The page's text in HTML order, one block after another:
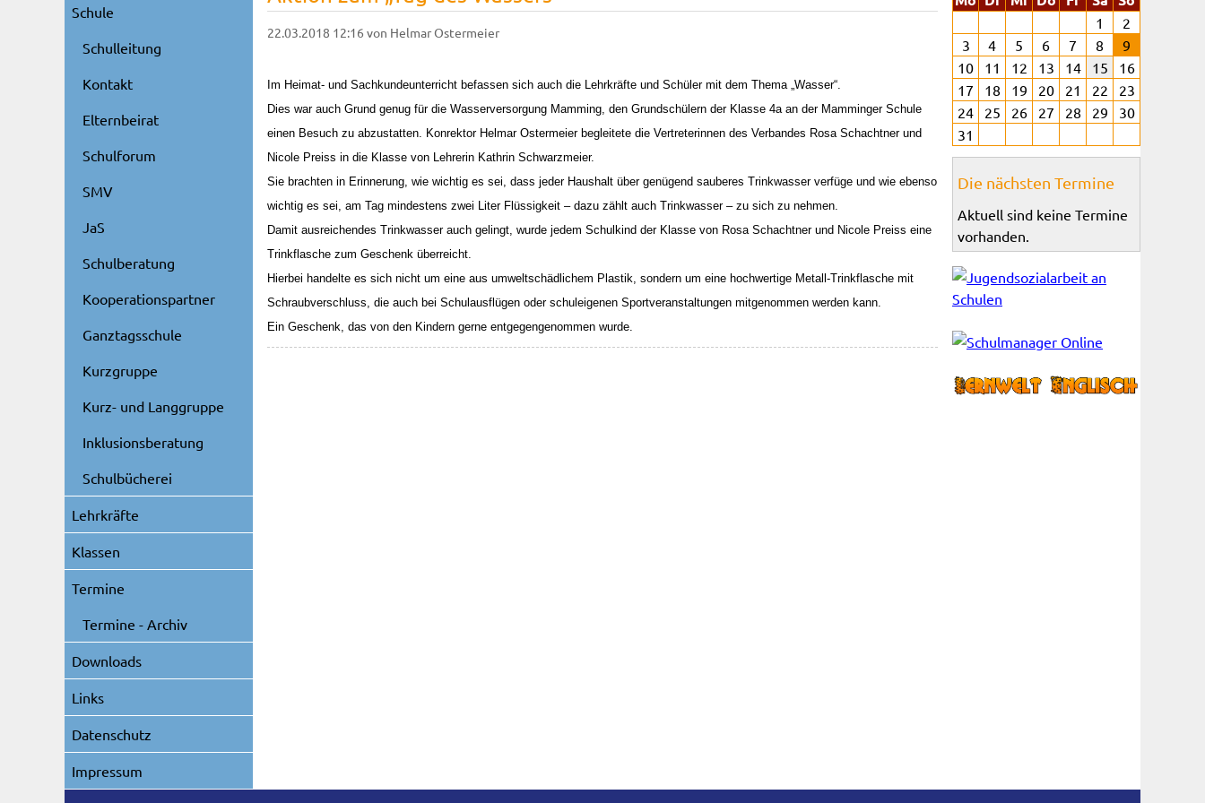
22.03.2018 12:16 von Helmar Ostermeier
Im Heimat- und Sachkundeunterricht befassen sich auch die Lehrkräfte und Schüler mit dem Thema „Wasser“.
Dies war auch Grund genug für die Wasserversorgung Mamming, den Grundschülern der Klasse 4a an der Mamminger Schule
einen Besuch zu abzustatten. Konrektor Helmar Ostermeier begleitete die Vertreterinnen des Verbandes Rosa Schachtner und
Nicole Preiss in die Klasse von Lehrerin Kathrin Schwarzmeier.
Sie brachten in Erinnerung, wie wichtig es sei, dass jeder Haushalt über genügend sauberes Trinkwasser verfüge und wie ebenso
wichtig es sei, am Tag mindestens zwei Liter Flüssigkeit – dazu zählt auch Trinkwasser – zu sich zu nehmen.
Damit ausreichendes Trinkwasser auch gelingt, wurde jedem Schulkind der Klasse von Rosa Schachtner und Nicole Preiss eine
Trinkflasche zum Geschenk überreicht.
Hierbei handelte es sich nicht um eine aus umweltschädlichem Plastik, sondern um eine hochwertige Metall-Trinkflasche mit
Schraubverschluss, die auch bei Schulausflügen oder schuleigenen Sportveranstaltungen mitgenommen werden kann.
Ein Geschenk, das von den Kindern gerne entgegengenommen wurde.
Schule
Schulleitung
Kontakt
Elternbeirat
Schulforum
SMV
JaS
Schulberatung
Kooperationspartner
Ganztagsschule
Kurzgruppe
Kurz- und Langgruppe
Inklusionsberatung
Schulbücherei
Lehrkräfte
Klassen
Termine
Termine - Archiv
Downloads
Links
Datenschutz
Impressum
1
2
3
4 5 6 7 8
9
10
11 12 13 14 15
16
17
18 19 20 21 22
23
24
25 26 27 28 29
30
31
Die nächsten Termine
Aktuell sind keine Termine
vorhanden.